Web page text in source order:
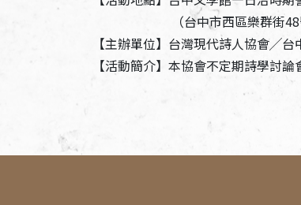
（台中市西區樂群街48
【主辦單位】台灣現代詩人協會╱台
【活動簡介】本協會不定期詩學討論